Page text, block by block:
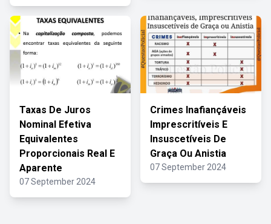
Taxas De Juros
Nominal Efetiva
Equivalentes
Proporcionais Real E
Aparente
07 September 2024
Crimes Inafiançáveis
Imprescritíveis E
Insuscetíveis De
Graça Ou Anistia
07 September 2024